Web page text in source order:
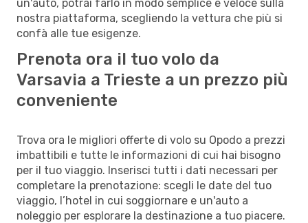
un'auto, potrai farlo in modo semplice e veloce sulla
nostra piattaforma, scegliendo la vettura che più si
confà alle tue esigenze.
Prenota ora il tuo volo da
Varsavia a Trieste a un prezzo più
conveniente
Trova ora le migliori offerte di volo su Opodo a prezzi
imbattibili e tutte le informazioni di cui hai bisogno
per il tuo viaggio. Inserisci tutti i dati necessari per
completare la prenotazione: scegli le date del tuo
viaggio, l’hotel in cui soggiornare e un'auto a
noleggio per esplorare la destinazione a tuo piacere.